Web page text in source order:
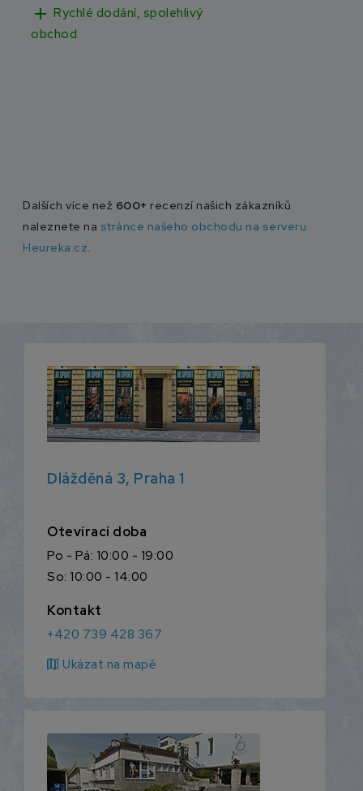
add Rychlé dodání, spolehlivý
obchod.
Dalších více než 600+ recenzí našich zákazníků
naleznete na stránce našeho obchodu na serveru
Heureka.cz.
Dlážděná 3, Praha 1
Otevírací doba
Po - Pá: 10:00 - 19:00
So: 10:00 - 14:00
Kontakt
+420 739 428 367
map Ukázat na mapě